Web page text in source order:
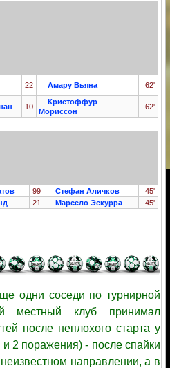
22 Амару Вьяна 62'
10
Кристоффур
Мориссон
62'
99 Стефан Аличков
45'
21 Марсело Эскурра 45'
одни соседи по турнирной
местный клуб принимал
после неплохого старта у
2 поражения) - после спайки
направлении, а в